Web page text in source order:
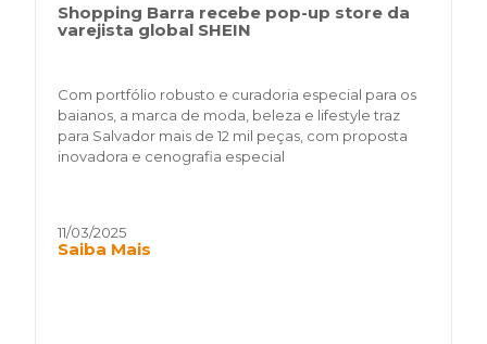
Shopping Barra recebe pop-up store da
varejista global SHEIN
Com portfólio robusto e curadoria especial para os
baianos, a marca de moda, beleza e lifestyle traz
para Salvador mais de 12 mil peças, com proposta
inovadora e cenografia especial
11/03/2025
Saiba Mais